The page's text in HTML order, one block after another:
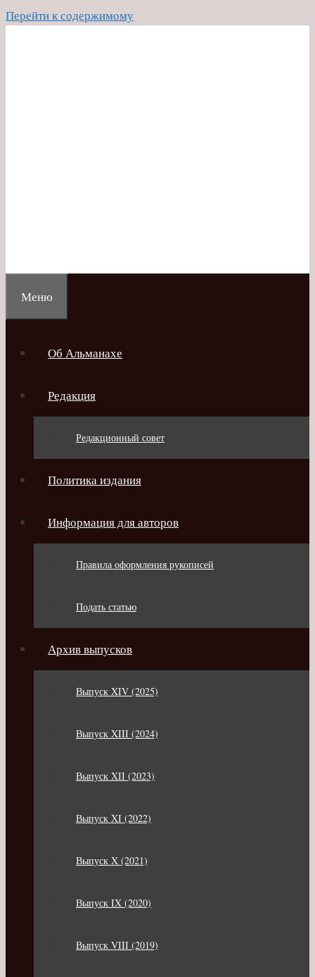
Перейти к содержимому
Меню
Об Альманахе
Редакция
Редакционный совет
Политика издания
Информация для авторов
Правила оформления рукописей
Подать статью
Архив выпусков
Выпуск XIV (2025)
Выпуск XIII (2024)
Выпуск XII (2023)
Выпуск XI (2022)
Выпуск X (2021)
Выпуск IX (2020)
Выпуск VIII (2019)